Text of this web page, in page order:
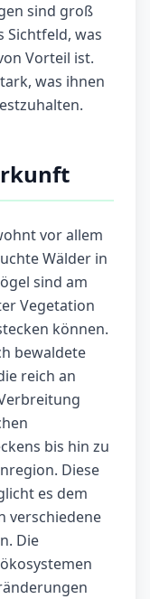
sind groß
Sichtfeld, was
Vorteil ist.
was ihnen
vor allem
Wälder in
sind am
Vegetation
können.
bewaldete
reich an
bis hin zu
Diese
es dem
verschiedene
Die